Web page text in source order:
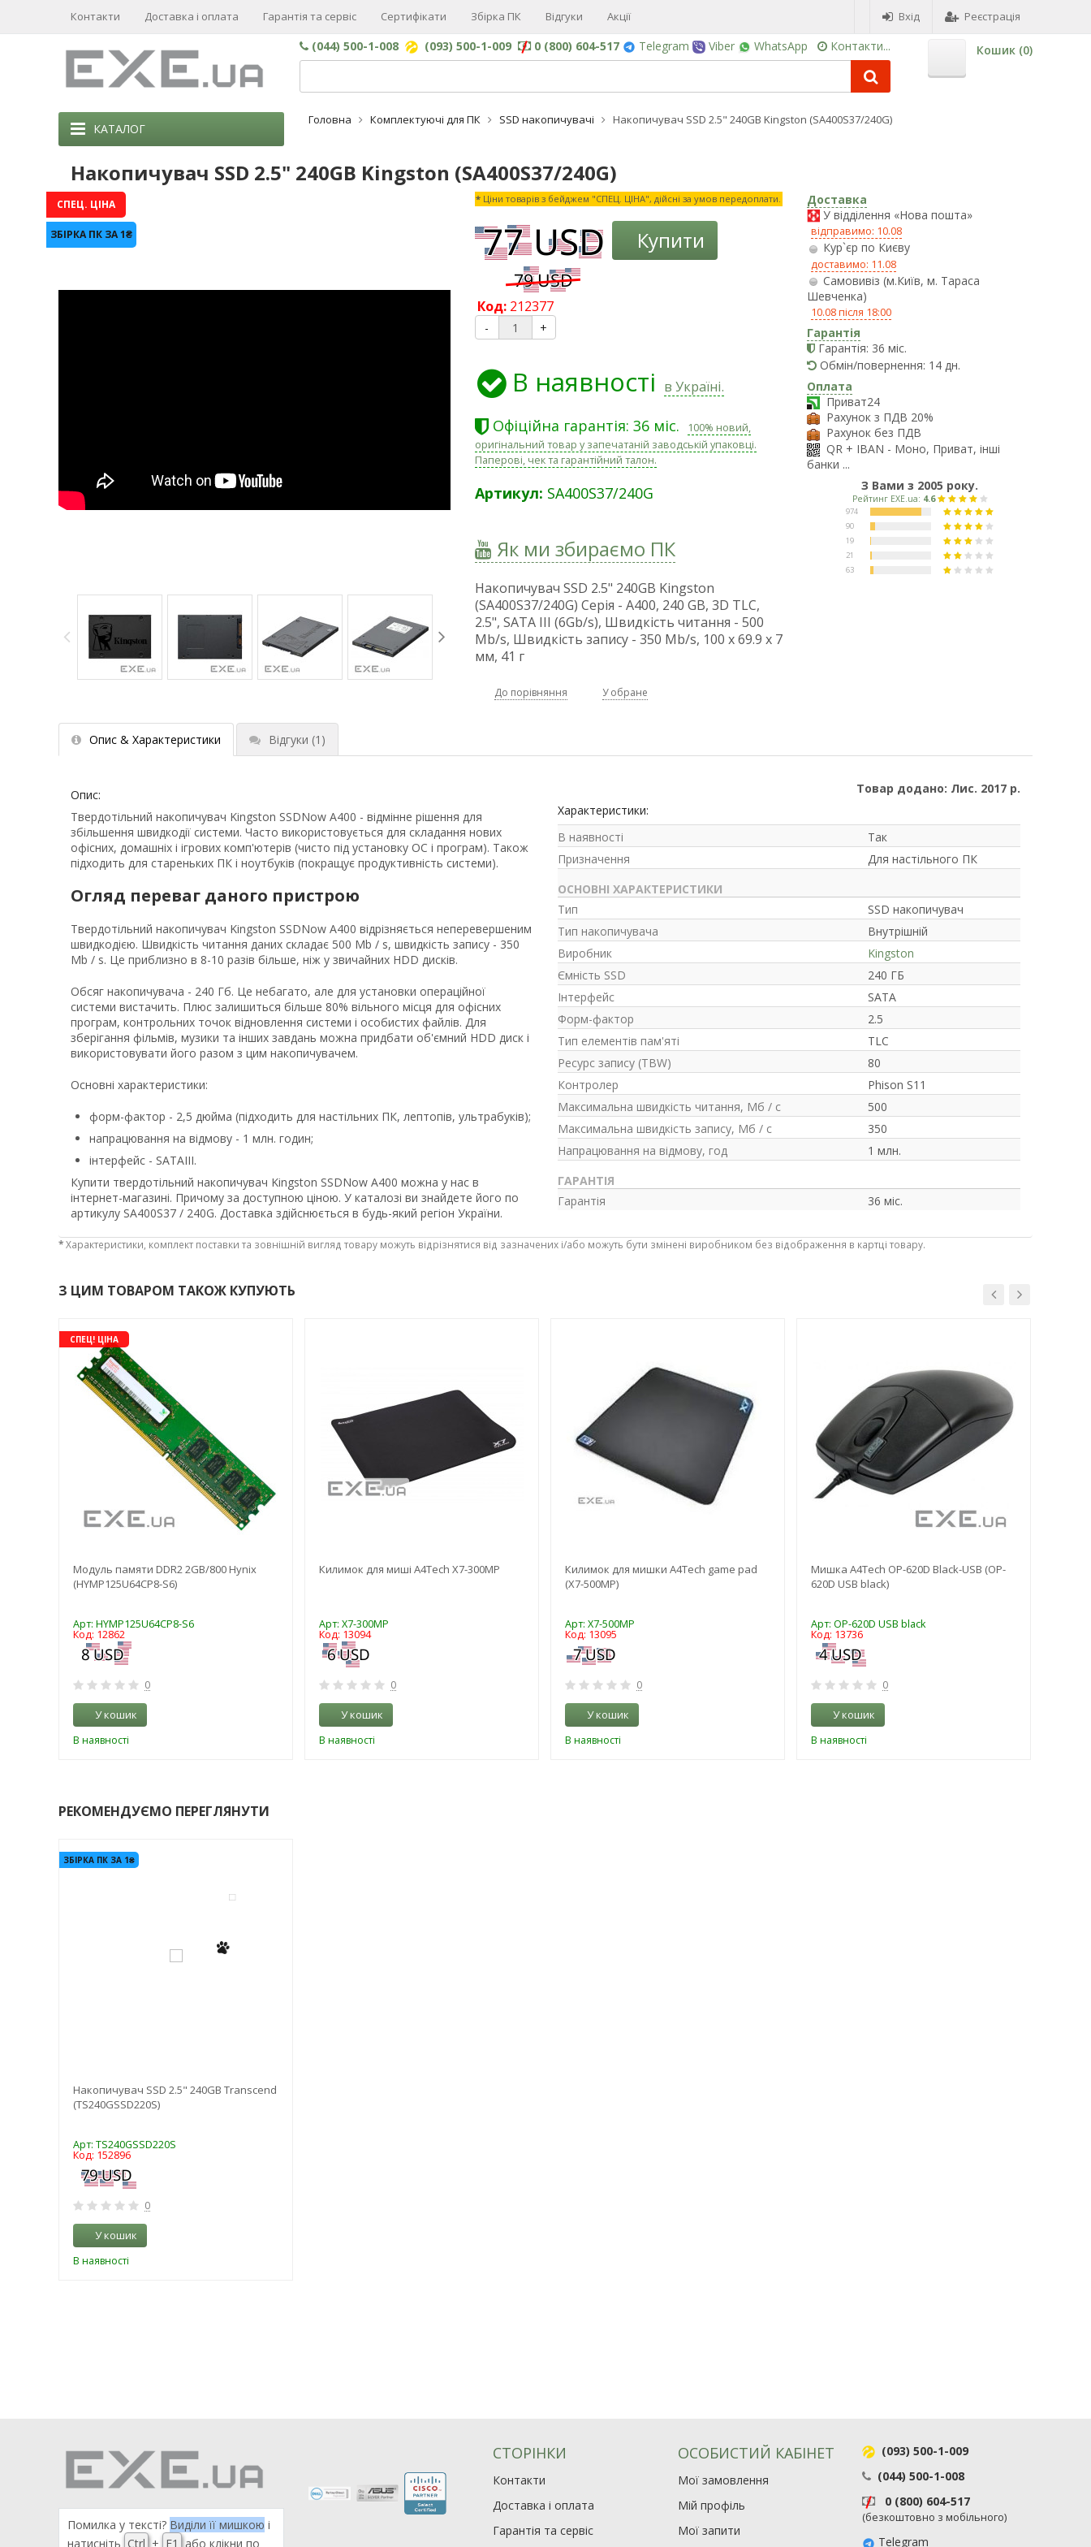
Контакти Доставка і оплата Гарантія та сервіс Сертифікати Збірка ПК Відгуки Акції Вхід Реєстрація
(044) 500-1-008 (093) 500-1-009 0 (800) 604-517 Telegram Viber WhatsApp Контакти... Кошик (0)
Головна Комплектуючі для ПК SSD накопичувачі Накопичувач SSD 2.5" 240GB Kingston (SA400S37/240G)
Накопичувач SSD 2.5" 240GB Kingston (SA400S37/240G)
СПЕЦ. ЦІНА
ЗБІРКА ПК ЗА 1₴
* Ціни товарів з бейджем "СПЕЦ. ЦІНА", дійсні за умов передоплати.
Купити
Код: 212377
- +
В наявності в Україні.
Офіційна гарантія: 36 міс.
100% новий,
оригінальний товар у запечатаній заводській упаковці.
Паперові, чек та гарантійний талон.
Артикул: SA400S37/240G
Як ми збираємо ПК
Накопичувач SSD 2.5" 240GB Kingston
(SA400S37/240G) Серія - A400, 240 GB, 3D TLC,
2.5", SATA III (6Gb/s), Швидкість читання - 500
Mb/s, Швидкість запису - 350 Mb/s, 100 x 69.9 x 7
мм, 41 г
До порівняння У обране
Доставка
У відділення «Нова пошта»
відправимо: 10.08
Кур`єр по Києву
доставимо: 11.08
Самовивіз (м.Київ, м. Тараса
Шевченка)
10.08 після 18:00
Гарантія
Гарантія: 36 міс.
Обмін/повернення: 14 дн.
Оплата
Приват24
Рахунок з ПДВ 20%
Рахунок без ПДВ
QR + IBAN - Моно, Приват, інші
банки ...
З Вами з 2005 року.
Опис & Характеристики Відгуки (1)
Опис:
Твердотільний накопичувач Kingston SSDNow A400 - відмінне рішення для
збільшення швидкодії системи. Часто використовується для складання нових
офісних, домашніх і ігрових комп'ютерів (чисто під установку ОС і програм). Також
підходить для стареньких ПК і ноутбуків (покращує продуктивність системи).
Огляд переваг даного пристрою
Твердотільний накопичувач Kingston SSDNow A400 відрізняється неперевершеним
швидкодією. Швидкість читання даних складає 500 Mb / s, швидкість запису - 350
Mb / s. Це приблизно в 8-10 разів більше, ніж у звичайних HDD дисків.
Обсяг накопичувача - 240 Гб. Це небагато, але для установки операційної
системи вистачить. Плюс залишиться більше 80% вільного місця для офісних
програм, контрольних точок відновлення системи і особистих файлів. Для
зберігання фільмів, музики та інших завдань можна придбати об'ємний HDD диск і
використовувати його разом з цим накопичувачем.
Основні характеристики:
форм-фактор - 2,5 дюйма (підходить для настільних ПК, лептопів, ультрабуків);
напрацювання на відмову - 1 млн. годин;
інтерфейс - SATAIII.
Купити твердотільний накопичувач Kingston SSDNow A400 можна у нас в
інтернет-магазині. Причому за доступною ціною. У каталозі ви знайдете його по
артикулу SA400S37 / 240G. Доставка здійснюється в будь-який регіон України.
Товар додано: Лис. 2017 р.
Характеристики:
В наявності
Так
Призначення
Для настільного ПК
ОСНОВНІ ХАРАКТЕРИСТИКИ
Тип
SSD накопичувач
Тип накопичувача
Внутрішній
Виробник
Kingston
Ємність SSD
240 ГБ
Інтерфейс
SATA
Форм-фактор
2.5
Тип елементів пам'яті
TLC
Ресурс запису (TBW)
80
Контролер
Phison S11
Максимальна швидкість читання, Мб / с
500
Максимальна швидкість запису, Мб / с
350
Напрацювання на відмову, год
1 млн.
ГАРАНТІЯ
Гарантія
36 міс.
*Характеристики, комплект поставки та зовнішній вигляд товару можуть відрізнятися від зазначених і/або можуть бути змінені виробником без відображення в картці товару.
З ЦИМ ТОВАРОМ ТАКОЖ КУПУЮТЬ
СПЕЦ! ЦІНА
Модуль памяти DDR2 2GB/800 Hynix
(HYMP125U64CP8-S6)
Арт: HYMP125U64CP8-S6
Код: 12862
0
У кошик
В наявності
Килимок для миші A4Tech X7-300MP
Арт: X7-300MP
Код: 13094
0
У кошик
В наявності
Килимок для мишки A4Tech game pad
(X7-500MP)
Арт: X7-500MP
Код: 13095
0
У кошик
В наявності
Мишка A4Tech OP-620D Black-USB (OP-
620D USB black)
Арт: OP-620D USB black
Код: 13736
0
У кошик
В наявності
РЕКОМЕНДУЄМО ПЕРЕГЛЯНУТИ
ЗБІРКА ПК ЗА 1₴
Накопичувач SSD 2.5" 240GB Transcend
(TS240GSSD220S)
Арт: TS240GSSD220S
Код: 152896
0
У кошик
В наявності
КАТАЛОГ
Помилка у тексті? Виділи її мишкою і
натисніть Ctrl + F1 або клікни по
СТОРІНКИ
Контакти
Доставка і оплата
Гарантія та сервіс
ОСОБИСТИЙ КАБІНЕТ
Мої замовлення
Мій профіль
Мої запити
(093) 500-1-009
(044) 500-1-008
0 (800) 604-517
(безкоштовно з мобільного)
Telegram